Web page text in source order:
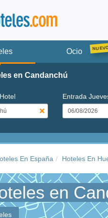
Ocio
en Candanchú
Entrada
En España Hoteles En
en